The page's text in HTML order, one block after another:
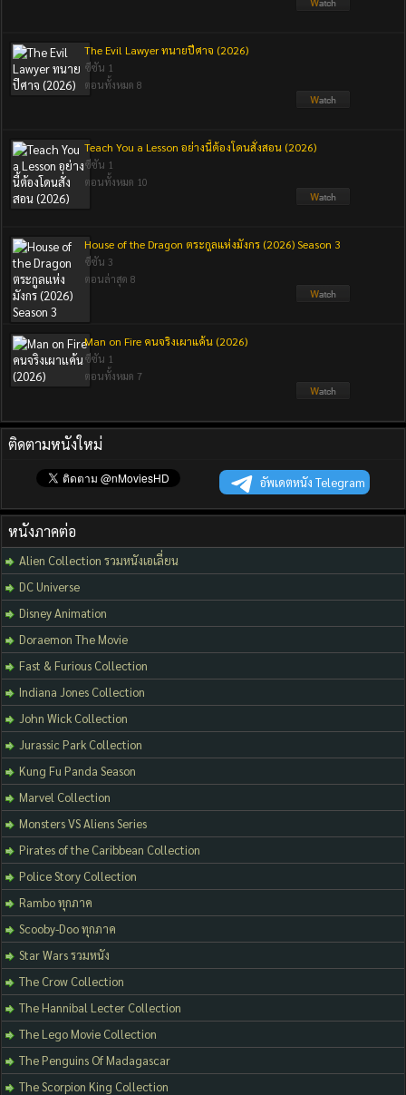
The Evil Lawyer ทนายปีศาจ (2026)
ซีซัน 1
ตอนทั้งหมด 8
Teach You a Lesson อย่างนี้ต้องโดนสั่งสอน (2026)
ซีซัน 1
ตอนทั้งหมด 10
House of the Dragon ตระกูลแห่งมังกร (2026) Season 3
ซีซัน 3
ตอนล่าสุด 8
Man on Fire คนจริงเผาแค้น (2026)
ซีซัน 1
ตอนทั้งหมด 7
ติดตามหนังใหม่
อัพเดตหนัง Telegram
หนังภาคต่อ
Alien Collection รวมหนังเอเลี่ยน
DC Universe
Disney Animation
Doraemon The Movie
Fast & Furious Collection
Indiana Jones Collection
John Wick Collection
Jurassic Park Collection
Kung Fu Panda Season
Marvel Collection
Monsters VS Aliens Series
Pirates of the Caribbean Collection
Police Story Collection
Rambo ทุกภาค
Scooby-Doo ทุกภาค
Star Wars รวมหนัง
The Crow Collection
The Hannibal Lecter Collection
The Lego Movie Collection
The Penguins Of Madagascar
The Scorpion King Collection